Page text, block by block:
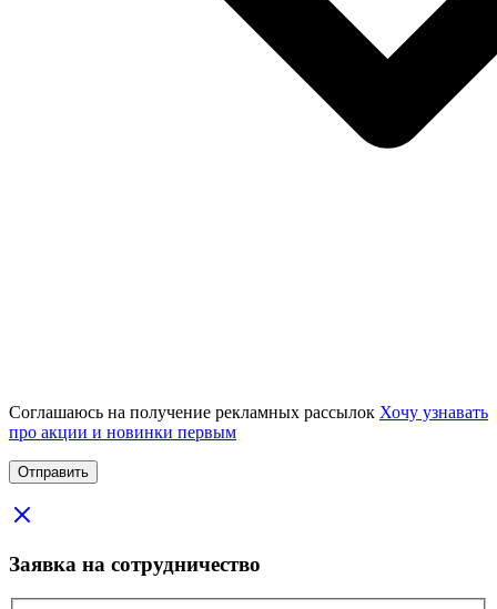
Соглашаюсь на получение рекламных рассылок Хочу узнавать
про акции и новинки первым
Заявка на сотрудничество